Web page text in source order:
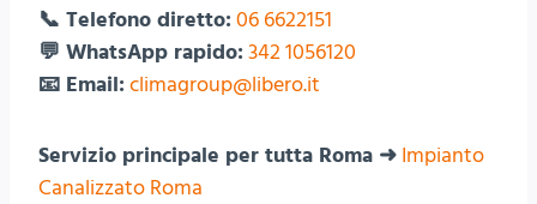
📞 Telefono diretto: 06 6622151
💬 WhatsApp rapido: 342 1056120
📧 Email: climagroup@libero.it
Servizio principale per tutta Roma ➜ Impianto
Canalizzato Roma